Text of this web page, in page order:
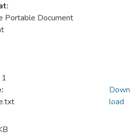
Portable Document
Down
load